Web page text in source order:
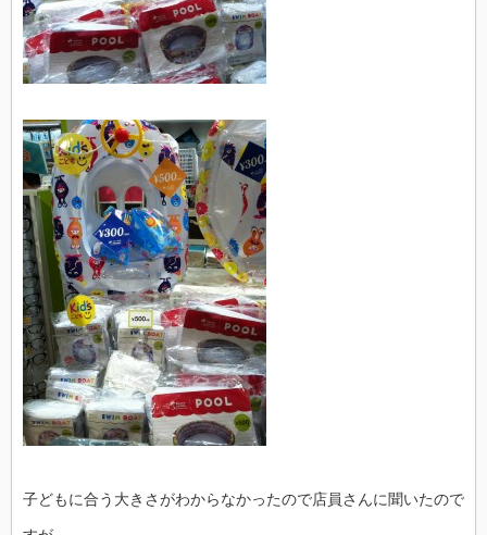
子どもに合う大きさがわからなかったので店員さんに聞いたので